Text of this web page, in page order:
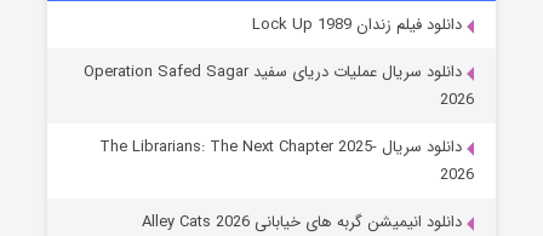
شوهر
دانلود فیلم زندان Lock Up 1989
دانلود سریال عملیات دریای سفید Operation Safed Sagar
2026
دانلود سریال The Librarians: The Next Chapter 2025-
2026
دانلود انیمیشن گربه های خیابانی Alley Cats 2026